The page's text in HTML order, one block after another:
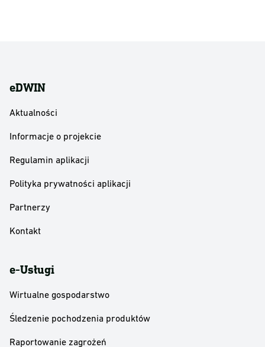
eDWIN
Aktualności
Informacje o projekcie
Regulamin aplikacji
Polityka prywatności aplikacji
Partnerzy
Kontakt
e-Usługi
Wirtualne gospodarstwo
Śledzenie pochodzenia produktów
Raportowanie zagrożeń